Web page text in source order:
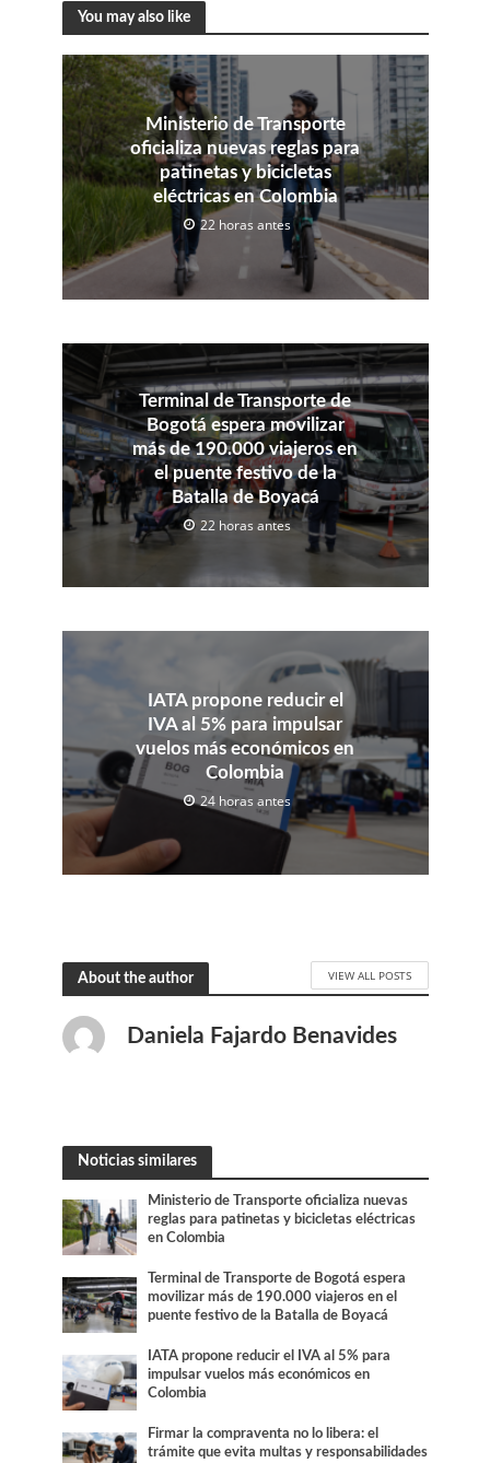
You may also like
Ministerio de Transporte
oficializa nuevas reglas para
patinetas y bicicletas
eléctricas en Colombia
22 horas antes
Terminal de Transporte de
Bogotá espera movilizar
más de 190.000 viajeros en
el puente festivo de la
Batalla de Boyacá
22 horas antes
IATA propone reducir el
IVA al 5% para impulsar
vuelos más económicos en
Colombia
24 horas antes
About the author VIEW ALL POSTS
Daniela Fajardo Benavides
Noticias similares
Ministerio de Transporte oficializa nuevas
reglas para patinetas y bicicletas eléctricas
en Colombia
Terminal de Transporte de Bogotá espera
movilizar más de 190.000 viajeros en el
puente festivo de la Batalla de Boyacá
IATA propone reducir el IVA al 5% para
impulsar vuelos más económicos en
Colombia
Firmar la compraventa no lo libera: el
trámite que evita multas y responsabilidades